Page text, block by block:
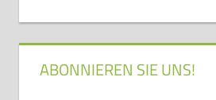
ABONNIEREN SIE UNS!